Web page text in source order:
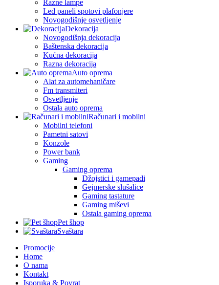
Razne lampe
Led paneli spotovi plafonjere
Novogodišnje osvetljenje
Dekoracija
Novogodišnja dekoracija
Baštenska dekoracija
Kućna dekoracija
Razna dekoracija
Auto oprema
Alat za automehaničare
Fm transmiteri
Osvetljenje
Ostala auto oprema
Računari i mobilni
Mobilni telefoni
Pametni satovi
Konzole
Power bank
Gaming
Gaming oprema
Džojstici i gamepadi
Gejmerske slušalice
Gaming tastature
Gaming miševi
Ostala gaming oprema
Pet šhop
Svaštara
Promocije
Home
O nama
Kontakt
Isporuka & Povrat